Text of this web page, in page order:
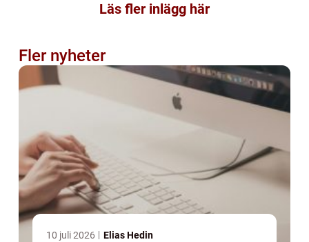
Läs fler inlägg här
Fler nyheter
10 juli 2026 Elias Hedin